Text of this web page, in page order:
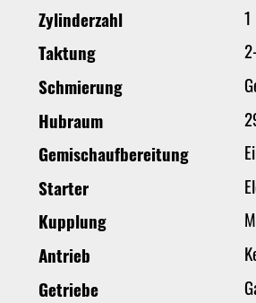
Zylinderzahl
1
Taktung
Schmierung
Hubraum
Gemischaufbereitung
Starter
Kupplung
Antrieb
Getriebe